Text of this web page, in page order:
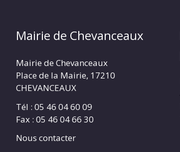
Mairie de Chevanceaux
Mairie de Chevanceaux
Place de la Mairie, 17210
CHEVANCEAUX
Tél : 05 46 04 60 09
Fax : 05 46 04 66 30
Nous contacter